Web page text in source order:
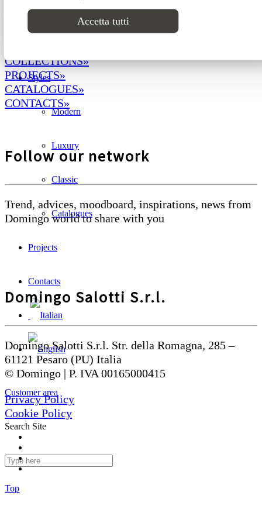
Accetta tutti
Lab1
Styles
Modern
Luxury
Classic
Catalogues
Projects
Contacts
Customer area
Search Site
NEWS»
COLLECTIONS»
PROJECTS»
CATALOGUES»
CONTACTS»
Follow our network
Trend, advices, moodboard, inspirations, news from
Domingo world to share with you
Domingo Salotti S.r.l.
Domingo Salotti S.r.l. Str. della Romagna, 285 –
61121 Pesaro (PU) Italia
© Domingo | P. IVA 00165000415
Privacy Policy
Cookie Policy
Top